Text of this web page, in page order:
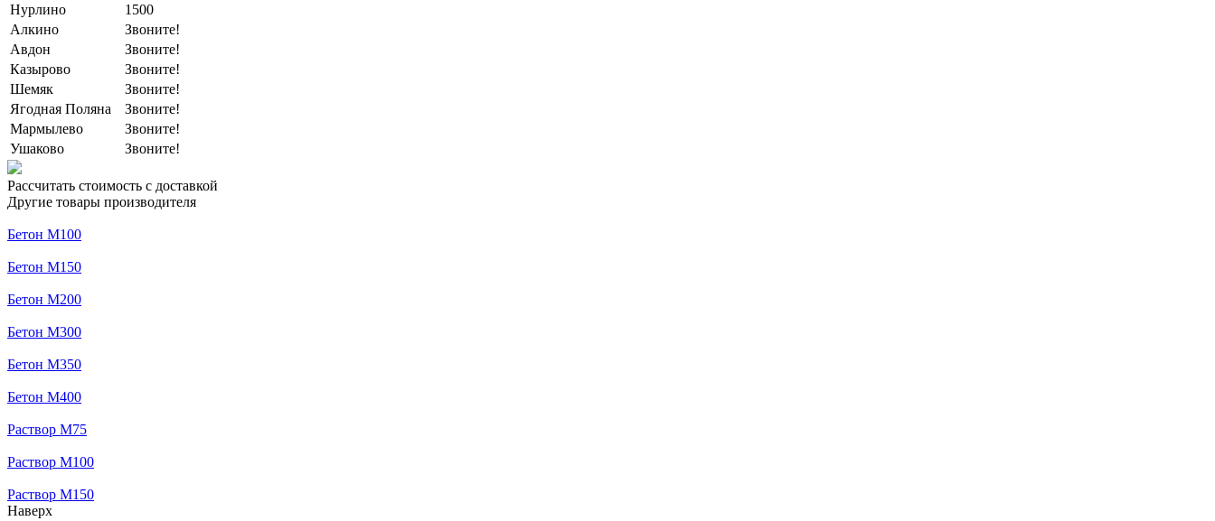
Нурлино
1500
Алкино
Звоните!
Авдон
Звоните!
Казырово
Звоните!
Шемяк
Звоните!
Ягодная Поляна
Звоните!
Мармылево
Звоните!
Ушаково
Звоните!
Рассчитать стоимость с доставкой
Другие товары производителя
Бетон М100
Бетон М150
Бетон М200
Бетон М300
Бетон М350
Бетон М400
Раствор М75
Раствор М100
Раствор М150
Наверх